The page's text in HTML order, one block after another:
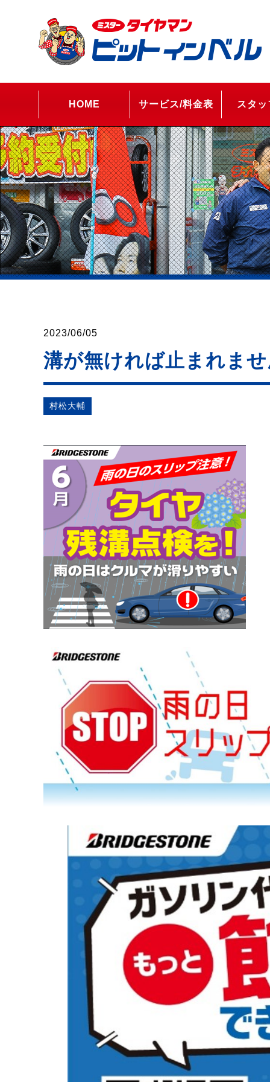
HOME サービス/料金表 スタ
2023/06/05
溝が無ければ止まれま
村松⼤輔